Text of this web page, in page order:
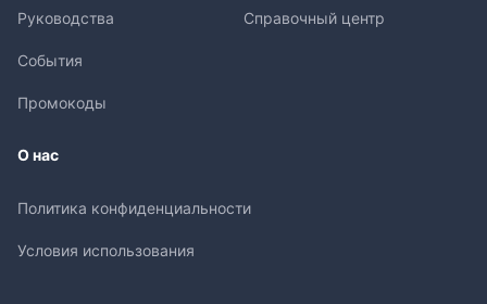
Руководства
События
Промокоды
Справочный центр
О нас
Политика конфиденциальности
Условия использования